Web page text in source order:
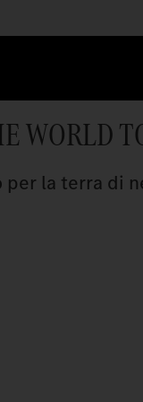
WORLD
la terra di